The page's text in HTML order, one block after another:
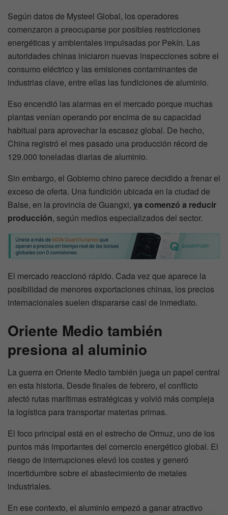
Según datos de Mysteel Global, los operadores
comenzaron a preocuparse por posibles restricciones
energéticas y ambientales impulsadas por Pekín. Las
autoridades chinas iniciaron nuevas inspecciones sobre el
consumo eléctrico y las emisiones contaminantes de
industrias clave, entre ellas las fundiciones de aluminio.
Eso encendió las alarmas en el mercado porque muchas
plantas venían operando por encima de su capacidad
habitual para aprovechar la escasez global. De hecho,
China registró el mes pasado una producción récord de
129.000 toneladas diarias de aluminio.
Sin embargo, el Gobierno chino parece decidido a frenar el
exceso de oferta. Una fundición ubicada en la ciudad de
Baise, en la provincia de Guangxi, ya comenzó a reducir
producción, según medios especializados del sector.
El mercado reaccionó rápido. Cada vez que aparece la
posibilidad de menores exportaciones chinas, los precios
internacionales suelen dispararse casi de inmediato.
Oriente Medio también
presiona al aluminio
La guerra en Oriente Medio también juega un papel central
en esta historia. Desde finales de febrero, el conflicto
afectó rutas marítimas estratégicas y volvió más compleja
la logística para transportar materias primas.
El foco principal está en el estrecho de Ormuz, uno de los
puntos más importantes del comercio energético global. El
riesgo de interrupciones elevó los costes y generó
incertidumbre sobre el abastecimiento de metales
industriales.
En ese contexto, el aluminio empezó a ganar atractivo